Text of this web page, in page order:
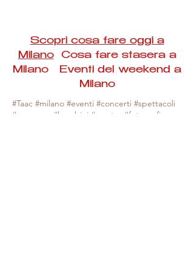
Scopri cosa fare oggi a
MilanoCosa fare stasera a
Milano Eventi del weekend a
Milano
#Taac #milano #eventi #concerti #spettacoli
#rassegne #bambini #mostre #fotografia